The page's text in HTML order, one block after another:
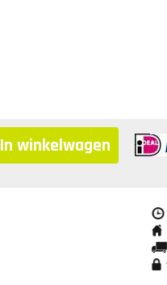
In winkelwagen